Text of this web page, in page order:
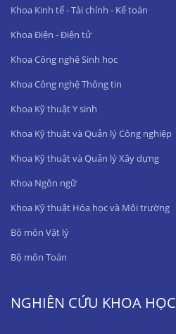
Khoa Kinh tế - Tài chính - Kế toán
Khoa Điện - Điện tử
Khoa Công nghệ Sinh học
Khoa Công nghệ Thông tin
Khoa Kỹ thuật Y sinh
Khoa Kỹ thuật và Quản lý Công nghiệp
Khoa Kỹ thuật và Quản lý Xây dựng
Khoa Ngôn ngữ
Khoa Kỹ thuật Hóa học và Môi trường
Bộ môn Vật lý
Bộ môn Toán
NGHIÊN CỨU KHOA HỌC